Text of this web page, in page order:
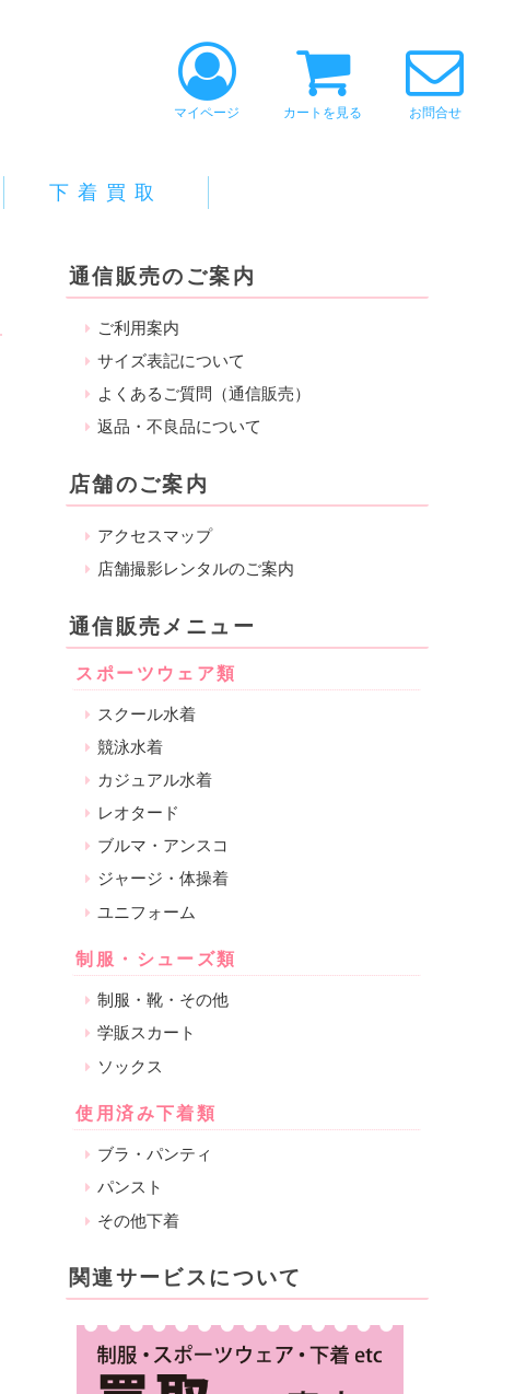
マイページ カートを見る お問合せ
下着買取
通信販売のご案内
ご利用案内
サイズ表記について
よくあるご質問（通信販売）
返品・不良品について
店舗のご案内
アクセスマップ
店舗撮影レンタルのご案内
通信販売メニュー
スポーツウェア類
スクール水着
競泳水着
カジュアル水着
レオタード
ブルマ・アンスコ
ジャージ・体操着
ユニフォーム
制服・シューズ類
制服・靴・その他
学販スカート
ソックス
使用済み下着類
ブラ・パンティ
パンスト
その他下着
関連サービスについて